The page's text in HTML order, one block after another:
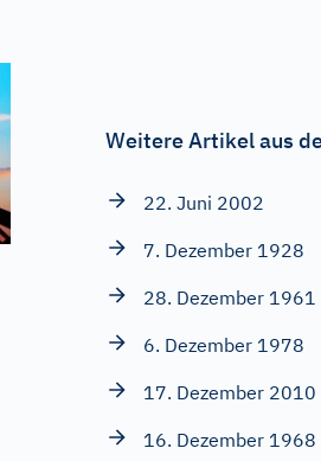
Weitere Artikel aus
22. Juni 2002
7. Dezember 1928
28. Dezember 1961
6. Dezember 1978
17. Dezember 2010
16. Dezember 1968